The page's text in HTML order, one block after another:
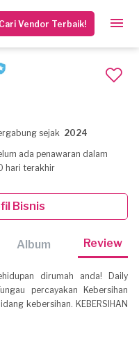
Cari Vendor Terbaik!
sejak 2024
ada penawaran dalam
hari terakhir
Bisnis
Album Review
dirumah anda! Daily
percayakan Kebersihan
kebersihan. KEBERSIHAN